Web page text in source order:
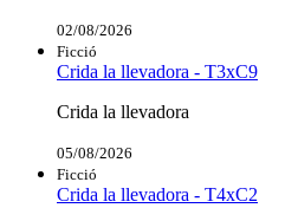
02/08/2026
Ficció
Crida la llevadora - T3xC9
Crida la llevadora
05/08/2026
Ficció
Crida la llevadora - T4xC2